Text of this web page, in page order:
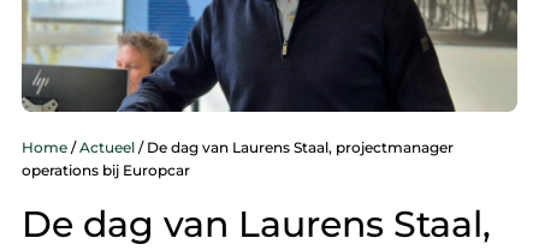
Home/Actueel/ De dag van Laurens Staal, projectmanager
operations bij Europcar
De dag van Laurens Staal,